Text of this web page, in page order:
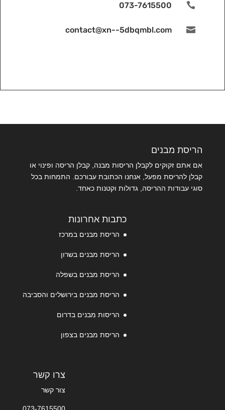

073-7615500

contact@xn--5dbqmbl.com
הריסת מבנים
אם אתם זקוקים לקבלן הריסות מבנה, קבלן הריסה ופינוי או
קבלן להריסת מפעל, אנחנו הכתובת עבורכם. התמחות בכל
סוגי עבודות ההריסה, גדולות וקטנות כאחד.
כתבות אחרונות
הריסת מבנים במרכז
הריסת מבנים בשרון
הריסת מבנים בשפלה
הריסת מבנים בירושלים והסביבה
הריסות מבנים בדרום
הריסת מבנים בצפון
צרו קשר
צור קשר
073-7615500